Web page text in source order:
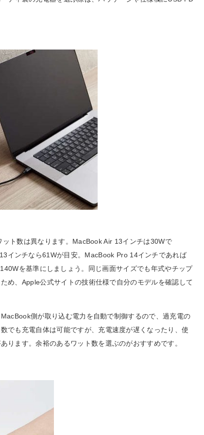
ト数は異なります。MacBook Air 13インチは30Wで
インチなら61Wが目安。MacBook Pro 14インチであれば
を基準にしましょう。同じ画面サイズでも年式やチップ
め、Apple公式サイトの技術仕様で自分のモデルを確認して
側が取り込む電力を自動で制御するので、過充電の
でも充電自体は可能ですが、充電速度が遅くなったり、使
ります。余裕のあるワット数を選ぶのがおすすめです。